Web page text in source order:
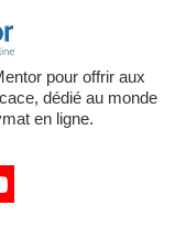
pour offrir aux
dédié au monde
en ligne.